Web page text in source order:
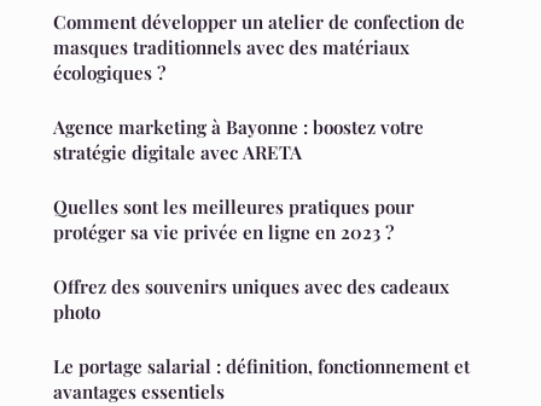
Comment développer un atelier de confection de
masques traditionnels avec des matériaux
écologiques ?
Agence marketing à Bayonne : boostez votre
stratégie digitale avec ARETA
Quelles sont les meilleures pratiques pour
protéger sa vie privée en ligne en 2023 ?
Offrez des souvenirs uniques avec des cadeaux
photo
Le portage salarial : définition, fonctionnement et
avantages essentiels